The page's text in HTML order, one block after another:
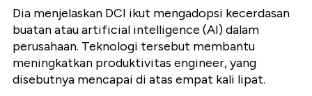
Dia menjelaskan DCI ikut mengadopsi kecerdasan
buatan atau artificial intelligence (AI) dalam
perusahaan. Teknologi tersebut membantu
meningkatkan produktivitas engineer, yang
disebutnya mencapai di atas empat kali lipat.